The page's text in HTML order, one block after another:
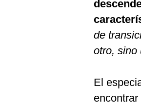
de
otro, sino
El